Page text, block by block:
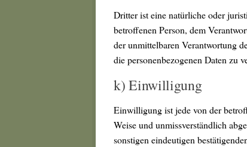
Dritter ist eine natürliche oder
betroffenen Person, dem
der unmittelbaren Verantwortung
die personenbezogenen Daten zu
k) Einwilligung
Einwilligung ist jede von der
Weise und unmissverständlich
sonstigen eindeutigen